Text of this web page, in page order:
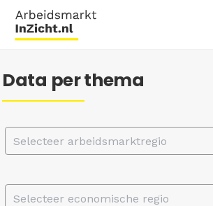
Data per thema
Selecteer arbeidsmarktregio
Selecteer economische regio